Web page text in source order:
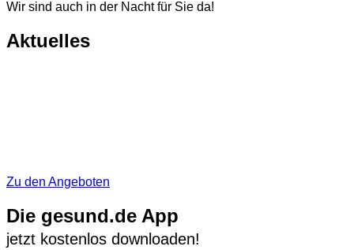
Wir sind auch in der Nacht für Sie da!
Aktuelles
Zu den Angeboten
Die gesund.de App
jetzt kostenlos downloaden!